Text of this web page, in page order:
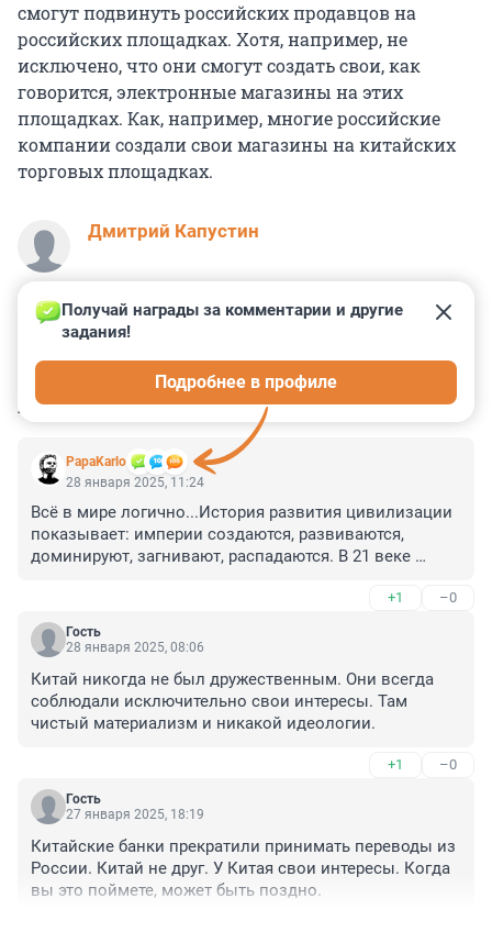
смогут подвинуть российских продавцов на
российских площадках. Хотя, например, не
исключено, что они смогут создать свои, как
говорится, электронные магазины на этих
площадках. Как, например, многие российские
компании создали свои магазины на китайских
торговых площадках.
Дмитрий Капустин
КОММЕНТАРИИ 27
PapaKarlo
Получай награды за комментарии и другие
задания!
Подробнее в профиле
28 января 2025, 11:24
Всё в мире логично...История развития цивилизации
показывает: империи создаются, развиваются,
доминируют, загнивают, распадаются. В 21 веке
это объективно. Но и она в итоге придет в упадок
+1 –0
Гость
28 января 2025, 08:06
Китай никогда не был дружественным. Они всегда
соблюдали исключительно свои интересы. Там
чистый материализм и никакой идеологии.
+1 –0
Гость
27 января 2025, 18:19
Китайские банки прекратили принимать переводы из
России. Китай не друг. У Китая свои интересы. Когда
вы это поймете, может быть поздно.